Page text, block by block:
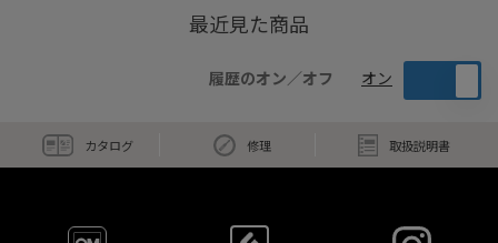
最近見た商品
履歴のオン／オフ オン
カタログ 修理 取扱説明書